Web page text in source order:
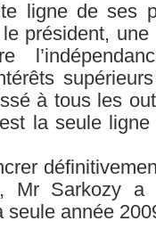
ligne de ses
président, une
à tous les
la seule
Mr Sarkozy
seule année